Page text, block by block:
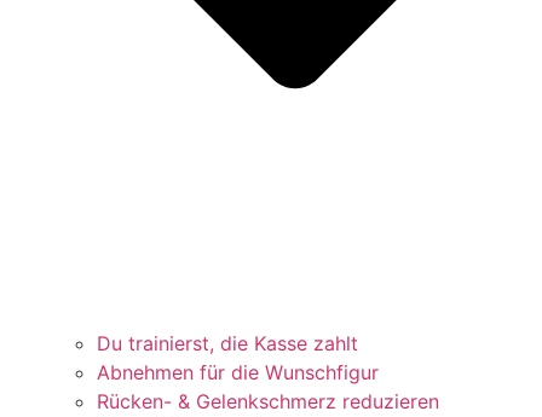
Du trainierst, die Kasse zahlt
Abnehmen für die Wunschfigur
Rücken- & Gelenkschmerz reduzieren